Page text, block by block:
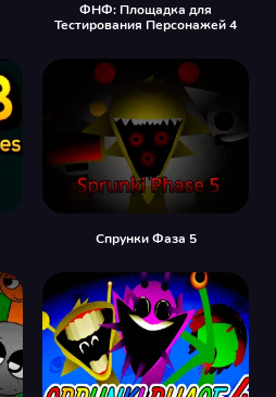
ФНФ: Площадка для
Тестирования Персонажей 4
Спрунки Фаза 5